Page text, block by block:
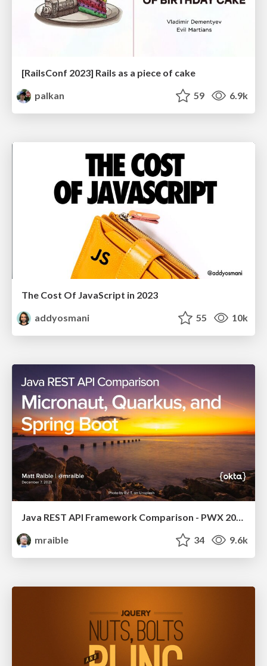
[RailsConf 2023] Rails as a piece of cake
palkan
59 6.9k
The Cost Of JavaScript in 2023
addyosmani
55 10k
Java REST API Framework Comparison - PWX 2021
mraible
34 9.6k